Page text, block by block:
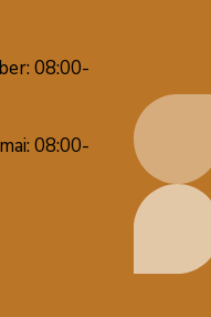
08:00-
08:00-